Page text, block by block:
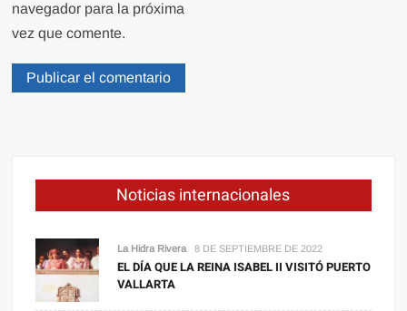
navegador para la próxima
vez que comente.
Noticias internacionales
La Hidra Rivera 8 DE SEPTIEMBRE DE 2022
EL DÍA QUE LA REINA ISABEL II VISITÓ PUERTO
VALLARTA